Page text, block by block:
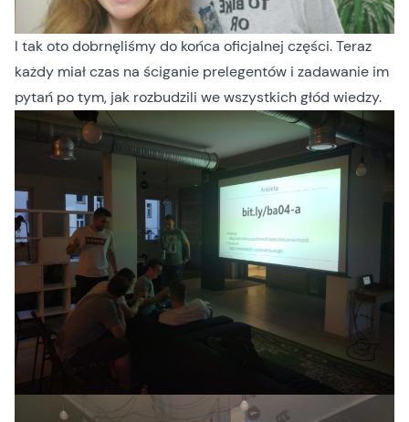
I tak oto dobrnęliśmy do końca oficjalnej części. Teraz
każdy miał czas na ściganie prelegentów i zadawanie im
pytań po tym, jak rozbudzili we wszystkich głód wiedzy.